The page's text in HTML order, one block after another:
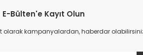
E-Bülten'e Kayıt Olun
olarak kampanyalardan, haberdar